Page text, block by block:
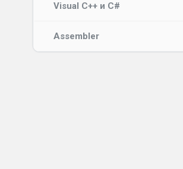
Visual C++ и C#
Assembler